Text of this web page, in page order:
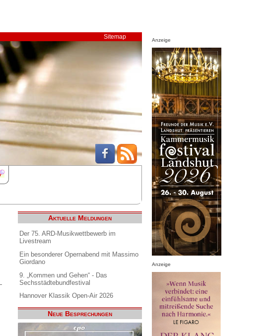
Sitemap
Aktuelle Meldungen
Der 75. ARD-Musikwettbewerb im
Livestream
Ein besonderer Opernabend mit Massimo
Giordano
9. „Kommen und Gehen“ - Das
Sechsstädtebundfestival
Hannover Klassik Open-Air 2026
Neue Besprechungen
Anzeige
Anzeige